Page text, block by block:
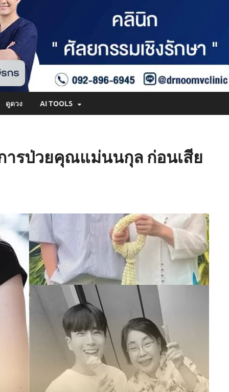
ดูดวง AI TOOLS
ารป่วยคุณแม่นนกุล ก่อนเสีย